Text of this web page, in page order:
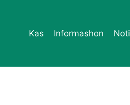
Kas Informashon